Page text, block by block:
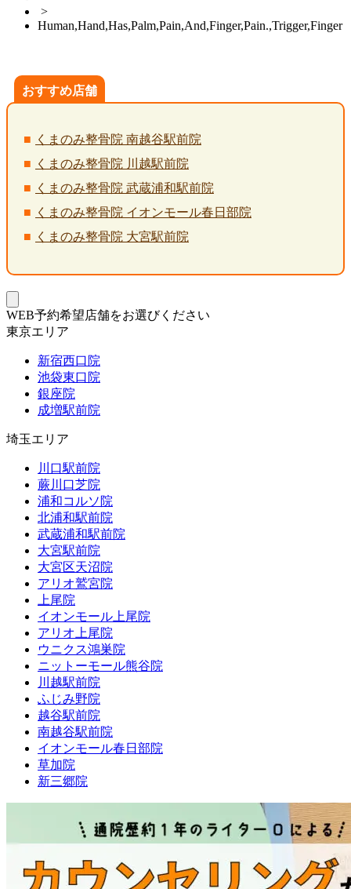
>
Human,Hand,Has,Palm,Pain,And,Finger,Pain.,Trigger,Finger
おすすめ店舗
くまのみ整骨院 南越谷駅前院
くまのみ整骨院 川越駅前院
くまのみ整骨院 武蔵浦和駅前院
くまのみ整骨院 イオンモール春日部院
くまのみ整骨院 大宮駅前院
WEB予約希望店舗をお選びください
東京エリア
新宿西口院
池袋東口院
銀座院
成増駅前院
埼玉エリア
川口駅前院
蕨川口芝院
浦和コルソ院
北浦和駅前院
武蔵浦和駅前院
大宮駅前院
大宮区天沼院
アリオ鷲宮院
上尾院
イオンモール上尾院
アリオ上尾院
ウニクス鴻巣院
ニットーモール熊谷院
川越駅前院
ふじみ野院
越谷駅前院
南越谷駅前院
イオンモール春日部院
草加院
新三郷院